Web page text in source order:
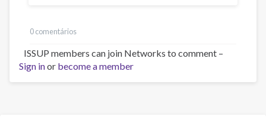
0 comentários
ISSUP members can join Networks to comment –
Sign inor become a member